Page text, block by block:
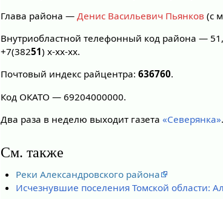
Глава района —Денис Васильевич Пьянков (с
Внутриобластной телефонный код района —
+7(38251) х-хх-хх.
Почтовый индекс райцентра:636760.
Код ОКАТО — 69204000000.
Два раза в неделю выходит газета«Северянка».
См. также
Реки Александровского района
Исчезнувшие поселения Томской области: